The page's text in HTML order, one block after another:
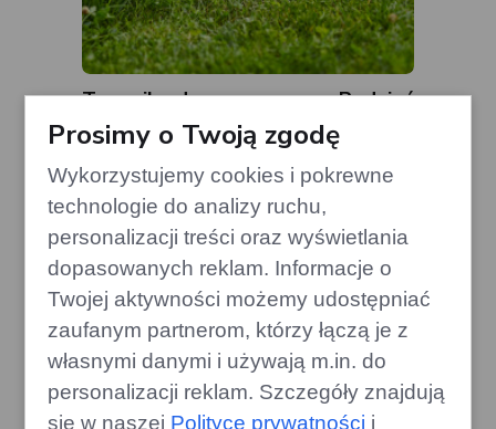
Trawnik odporny na suszę: Podnieś
koszenie o kilka centymetrów
edithome.pl
Prosimy o Twoją zgodę
Wykorzystujemy cookies i pokrewne
technologie do analizy ruchu,
personalizacji treści oraz wyświetlania
dopasowanych reklam. Informacje o
Twojej aktywności możemy udostępniać
zaufanym partnerom, którzy łączą je z
własnymi danymi i używają m.in. do
personalizacji reklam. Szczegóły znajdują
się w naszej Polityce prywatności i